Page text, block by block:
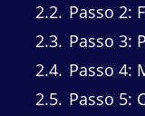
2.2 Passo 2:
2.3 Passo 3:
2.4 Passo 4:
2.5 Passo 5: